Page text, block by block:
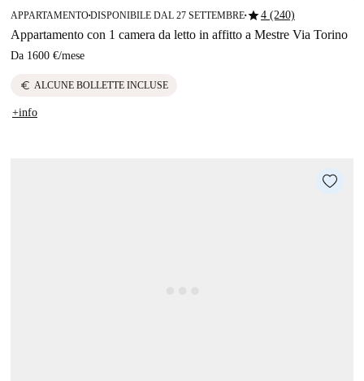
APPARTAMENTO■DISPONIBILE DAL 27 SETTEMBRE■star4 (240)
Appartamento con 1 camera da letto in affitto a Mestre Via Torino
Da 1600 €/mese
euro ALCUNE BOLLETTE INCLUSE
+info